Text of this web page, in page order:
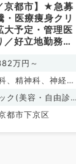
京都市】★急募
医療痩身クリ
大予定・管理医
／好立地勤務・
万円～
、精神科、神経
ルギー科、リウマ
児科、整形外科、
、美容外科、脳神
器科、産婦人科、
ク(美容・自由診
都市下京区